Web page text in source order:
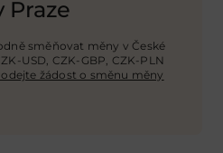
Praze
směňovat měny v České
USD, CZK-GBP, CZK-PLN
žádost o směnu měny